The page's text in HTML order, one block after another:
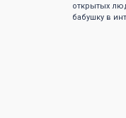
открытых
бабушку в